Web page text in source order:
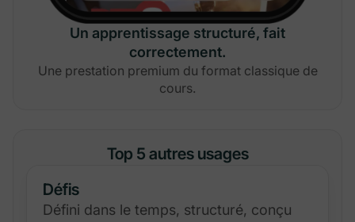
Un apprentissage structuré, fait
correctement.
Une prestation premium du format classique de
cours.
Top 5 autres usages
Défis
Défini dans le temps, structuré, conçu